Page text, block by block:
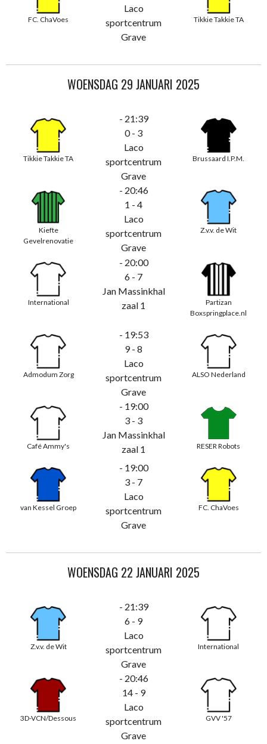
FC. ChaVoes
Laco
sportcentrum
Grave
Tikkie Takkie TA
WOENSDAG 29 JANUARI 2025
Tikkie Takkie TA
- 21:39
0 - 3
Laco
sportcentrum
Grave
Brussaard I.P.M.
Kiefte
Gevelrenovatie
- 20:46
1 - 4
Laco
sportcentrum
Grave
Z.v.v. de Wit
International
- 20:00
6 - 7
Jan Massinkhal
zaal 1
Partizan
Boxspringplace.nl
Admodum Zorg
- 19:53
9 - 8
Laco
sportcentrum
Grave
ALSO Nederland
Café Ammy's
- 19:00
3 - 3
Jan Massinkhal
zaal 1
RESER Robots
van Kessel Groep
- 19:00
3 - 7
Laco
sportcentrum
Grave
FC. ChaVoes
WOENSDAG 22 JANUARI 2025
Z.v.v. de Wit
- 21:39
6 - 9
Laco
sportcentrum
Grave
International
3D-VCN/Dessous
- 20:46
14 - 9
Laco
sportcentrum
Grave
GVV '57